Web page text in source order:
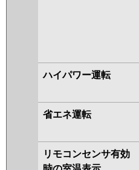
ハイパワー運転
省エネ運転
リモコンセンサ有効